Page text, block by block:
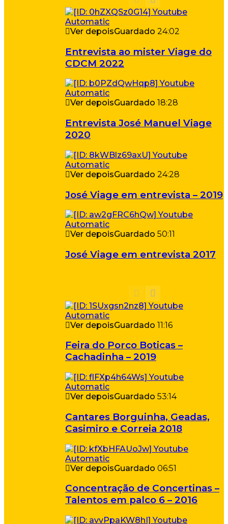
Ver depoisGuardado 24:02
Entrevista ao mister Viage do
CDCM 2022
Ver depoisGuardado 18:28
Entrevista José Manuel Viage
2020
Ver depoisGuardado 24:28
José Viage em entrevista – 2019
Ver depoisGuardado 50:11
José Viage em entrevista 2017
Ver depoisGuardado 11:16
Feira do Porco Boticas –
Cachadinha – 2019
Ver depoisGuardado 53:14
Cantares Borguinha, Geadas,
Casimiro e Correia 2018
Ver depoisGuardado 06:51
Concentração de Concertinas –
Talentos em palco 6 – 2016